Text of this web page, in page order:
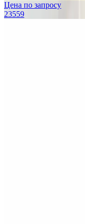
Цена по запросу
23559